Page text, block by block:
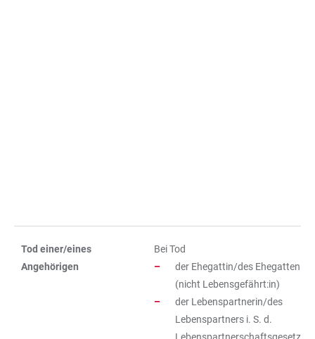
Tod einer/eines
Angehörigen
Bei Tod
der Ehegattin/des Ehegatten
(nicht Lebensgefährt:in)
der Lebenspartnerin/des
Lebenspartners i. S. d.